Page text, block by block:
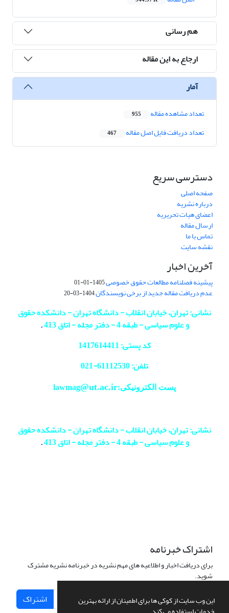
این وب سایت از کوکی ها برای اطمینان از ارائه بهترین
هم رسانی
ارجاع به این مقاله
آمار
تعداد مشاهده مقاله 955
تعداد دریافت فایل اصل مقاله 467
دسترسی سریع
صفحه اصلی
درباره نشریه
اعضای هیات تحریریه
ارسال مقاله
تماس با ما
نقشه سایت
آخرین اخبار
پیشینه فصلنامه مطالعات حقوق خصوصی1405-01-01
عدم دریافت مقاله جدید از برخی نویسندگان1404-03-20
نشانی: تهران، خیابان انقلاب - دانشگاه تهران - دانشکده حقوق
و علوم سیاسی - طبقه 4 - دفتر مجله - اتاق 413
.
کد پستی: 1417614411
تلفن: 61112530-
021
پست الکترونیکی:lawmag@ut.ac.ir
نشانی: تهران، خیابان انقلاب - دانشگاه تهران - دانشکده حقوق
و علوم سیاسی - طبقه 4 - دفتر مجله - اتاق 413
.
اشتراک خبرنامه
برای دریافت اخبار و اطلاعیه های مهم نشریه در خبرنامه نشریه مشترک
شوید.
اشتراک